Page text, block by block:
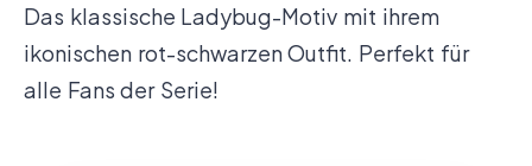
Das klassische Ladybug-Motiv mit ihrem
ikonischen rot-schwarzen Outfit. Perfekt für
alle Fans der Serie!